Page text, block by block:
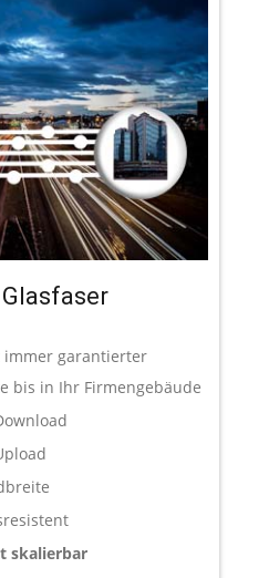
immer garantierter
bis in Ihr Firmengebäude
skalierbar